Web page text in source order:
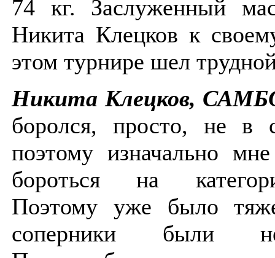
74 кг. Заслуженный
Никита Клецков к
этом турнире шел
Никита Клецков,
боролся, просто, не в
поэтому изначально
бороться на
Поэтому уже было
соперники были